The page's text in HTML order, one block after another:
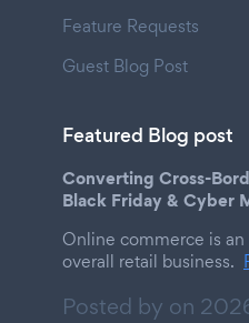
Feature Requests
Guest Blog Post
Featured Blog post
Converting Cross-
Black Friday & Cyber
Online commerce is
overall retail business.
Posted by on